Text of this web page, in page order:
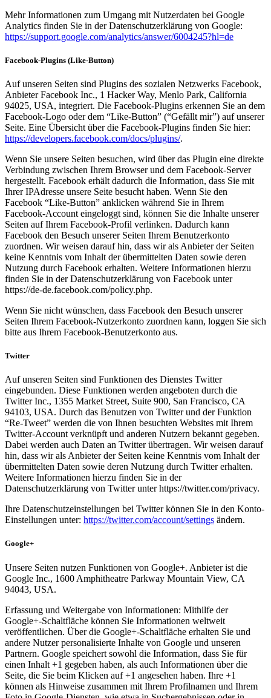
Mehr Informationen zum Umgang mit Nutzerdaten bei Google
Analytics finden Sie in der Datenschutzerklärung von Google:
https://support.google.com/analytics/answer/6004245?hl=de
Facebook-Plugins (Like-Button)
Auf unseren Seiten sind Plugins des sozialen Netzwerks Facebook,
Anbieter Facebook Inc., 1 Hacker Way, Menlo Park, California
94025, USA, integriert. Die Facebook-Plugins erkennen Sie an dem
Facebook-Logo oder dem “Like-Button” (“Gefällt mir”) auf unserer
Seite. Eine Übersicht über die Facebook-Plugins finden Sie hier:
https://developers.facebook.com/docs/plugins/.
Wenn Sie unsere Seiten besuchen, wird über das Plugin eine direkte
Verbindung zwischen Ihrem Browser und dem Facebook-Server
hergestellt. Facebook erhält dadurch die Information, dass Sie mit
Ihrer IPAdresse unsere Seite besucht haben. Wenn Sie den
Facebook “Like-Button” anklicken während Sie in Ihrem
Facebook-Account eingeloggt sind, können Sie die Inhalte unserer
Seiten auf Ihrem Facebook-Profil verlinken. Dadurch kann
Facebook den Besuch unserer Seiten Ihrem Benutzerkonto
zuordnen. Wir weisen darauf hin, dass wir als Anbieter der Seiten
keine Kenntnis vom Inhalt der übermittelten Daten sowie deren
Nutzung durch Facebook erhalten. Weitere Informationen hierzu
finden Sie in der Datenschutzerklärung von Facebook unter
https://de-de.facebook.com/policy.php.
Wenn Sie nicht wünschen, dass Facebook den Besuch unserer
Seiten Ihrem Facebook-Nutzerkonto zuordnen kann, loggen Sie sich
bitte aus Ihrem Facebook-Benutzerkonto aus.
Twitter
Auf unseren Seiten sind Funktionen des Dienstes Twitter
eingebunden. Diese Funktionen werden angeboten durch die
Twitter Inc., 1355 Market Street, Suite 900, San Francisco, CA
94103, USA. Durch das Benutzen von Twitter und der Funktion
“Re-Tweet” werden die von Ihnen besuchten Websites mit Ihrem
Twitter-Account verknüpft und anderen Nutzern bekannt gegeben.
Dabei werden auch Daten an Twitter übertragen. Wir weisen darauf
hin, dass wir als Anbieter der Seiten keine Kenntnis vom Inhalt der
übermittelten Daten sowie deren Nutzung durch Twitter erhalten.
Weitere Informationen hierzu finden Sie in der
Datenschutzerklärung von Twitter unter https://twitter.com/privacy.
Ihre Datenschutzeinstellungen bei Twitter können Sie in den Konto-
Einstellungen unter: https://twitter.com/account/settings ändern.
Google+
Unsere Seiten nutzen Funktionen von Google+. Anbieter ist die
Google Inc., 1600 Amphitheatre Parkway Mountain View, CA
94043, USA.
Erfassung und Weitergabe von Informationen: Mithilfe der
Google+-Schaltfläche können Sie Informationen weltweit
veröffentlichen. Über die Google+-Schaltfläche erhalten Sie und
andere Nutzer personalisierte Inhalte von Google und unseren
Partnern. Google speichert sowohl die Information, dass Sie für
einen Inhalt +1 gegeben haben, als auch Informationen über die
Seite, die Sie beim Klicken auf +1 angesehen haben. Ihre +1
können als Hinweise zusammen mit Ihrem Profilnamen und Ihrem